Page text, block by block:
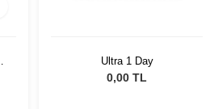
Ultra 1 Day
0,00 TL